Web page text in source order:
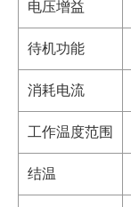
电压增益
待机功能
消耗电流
工作温度范围
结温